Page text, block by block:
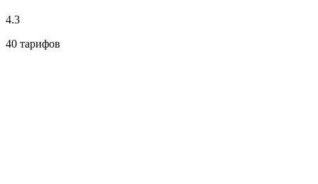
4.3
40 тарифов